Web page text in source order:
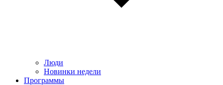
Люди
Новинки недели
Программы